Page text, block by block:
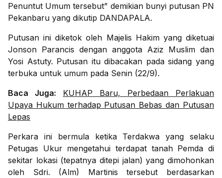
Penuntut Umum tersebut” demikian bunyi putusan PN
Pekanbaru yang dikutip DANDAPALA.
Putusan ini diketok oleh Majelis Hakim yang diketuai
Jonson Parancis dengan anggota Aziz Muslim dan
Yosi Astuty. Putusan itu dibacakan pada sidang yang
terbuka untuk umum pada Senin (22/9).
Baca Juga:
KUHAP Baru, Perbedaan Perlakuan
Upaya Hukum terhadap Putusan Bebas dan Putusan
Lepas
Perkara ini bermula ketika Terdakwa yang selaku
Petugas Ukur mengetahui terdapat tanah Pemda di
sekitar lokasi (tepatnya ditepi jalan) yang dimohonkan
oleh Sdri. (Alm) Martinis tersebut berdasarkan